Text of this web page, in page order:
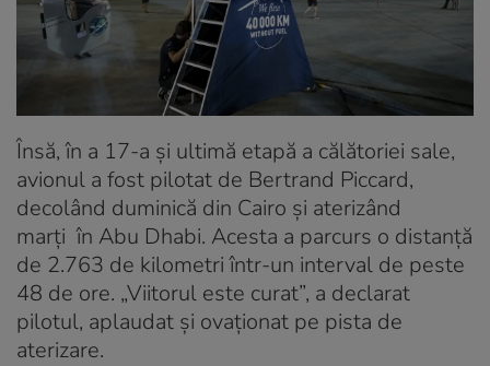
Însă, în a 17-a și ultimă etapă a călătoriei sale,
avionul a fost pilotat de Bertrand Piccard,
decolând duminică din Cairo și aterizând
marți în Abu Dhabi. Acesta a parcurs o distanță
de 2.763 de kilometri într-un interval de peste
48 de ore. „Viitorul este curat”, a declarat
pilotul, aplaudat și ovaționat pe pista de
aterizare.